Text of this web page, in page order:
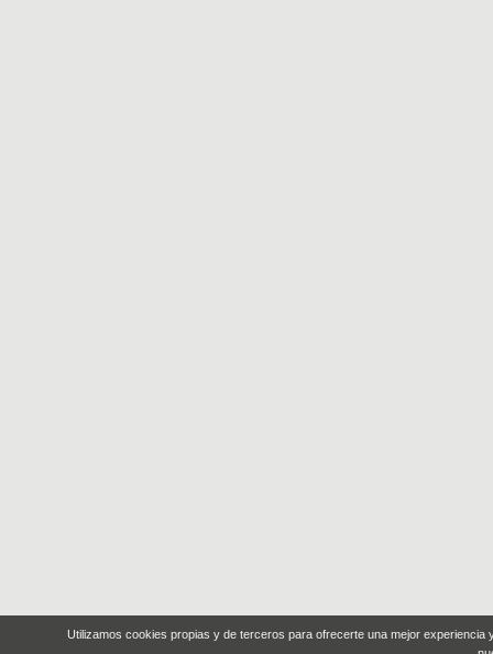
Utilizamos cookies propias y de terceros para ofrecerte una mejor